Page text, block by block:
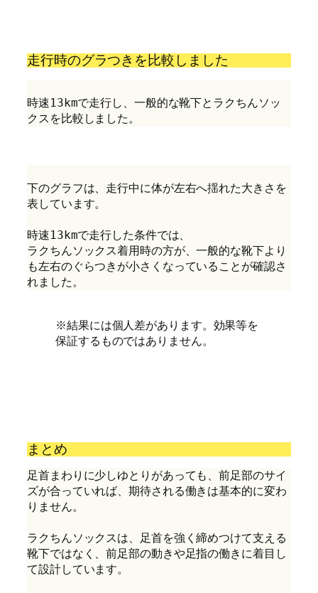
走行時のグラつきを比較しました
時速13kmで走行し、一般的な靴下とラクちんソッ
クスを比較しました。
下のグラフは、走行中に体が左右へ揺れた大きさを
表しています。
時速13kmで走行した条件では、
ラクちんソックス着用時の方が、一般的な靴下より
も左右のぐらつきが小さくなっていることが確認さ
れました。
※結果には個人差があります。効果等を
保証するものではありません。
まとめ
足首まわりに少しゆとりがあっても、前足部のサイ
ズが合っていれば、期待される働きは基本的に変わ
りません。
ラクちんソックスは、足首を強く締めつけて支える
靴下ではなく、前足部の動きや足指の働きに着目し
て設計しています。